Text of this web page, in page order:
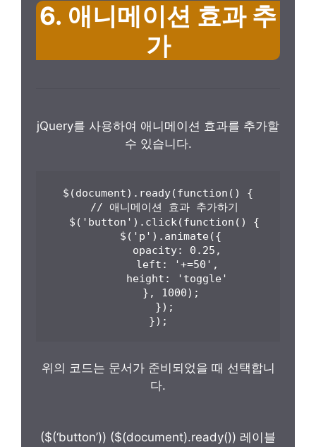
6. 애니메이션 효과 추
가
jQuery를 사용하여 애니메이션 효과를 추가할
수 있습니다.
$(document).ready(function() {
  // 애니메이션 효과 추가하기
  $('button').click(function() {
    $('p').animate({
      opacity: 0.25,
      left: '+=50',
      height: 'toggle'
    }, 1000);
  });
});
위의 코드는 문서가 준비되었을 때 선택합니
다.
($(‘button’)) ($(document).ready()) 레이블